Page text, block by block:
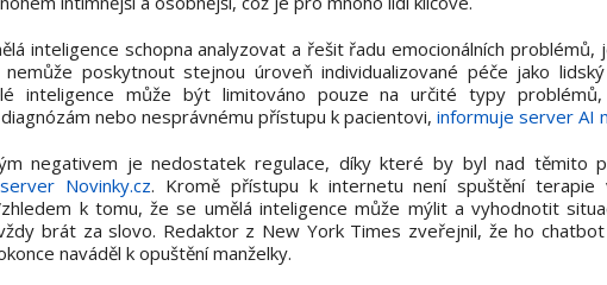
inteligence schopna analyzovat a řešit řadu emocionálních problémů,
poskytnout stejnou úroveň individualizované péče jako
inteligence může být limitováno pouze na určité typy
nebo nesprávnému přístupu k pacientovi, informuje server AI
negativem je nedostatek regulace, díky které by byl nad těmito
Novinky.cz. Kromě přístupu k internetu není spuštění terapie
k tomu, že se umělá inteligence může mýlit a vyhodnotit
brát za slovo. Redaktor z New York Times zveřejnil, že ho
naváděl k opuštění manželky.